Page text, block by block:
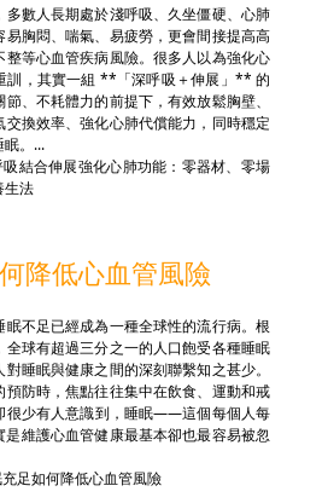
數人長期處於淺呼吸、久坐僵硬、心肺
胸悶、喘氣、易疲勞，更會間接提高高
整等心血管疾病風險。很多人以為強化心
訓，其實一組 **「深呼吸＋伸展」** 的
、不耗體力的前提下，有效放鬆胸壁、
換效率、強化心肺代償能力，同時穩定
眠。...
結合伸展強化心肺功能：零器材、零場
生法
降低心血管風險
不足已經成為一種全球性的流行病。根
球有超過三分之一的人口飽受各種睡眠
睡眠與健康之間的深刻聯繫知之甚少。
防時，焦點往往集中在飲食、運動和戒
很少有人意識到，睡眠——這個每個人每
維護心血管健康最基本卻也最容易被忽
足如何降低心血管風險